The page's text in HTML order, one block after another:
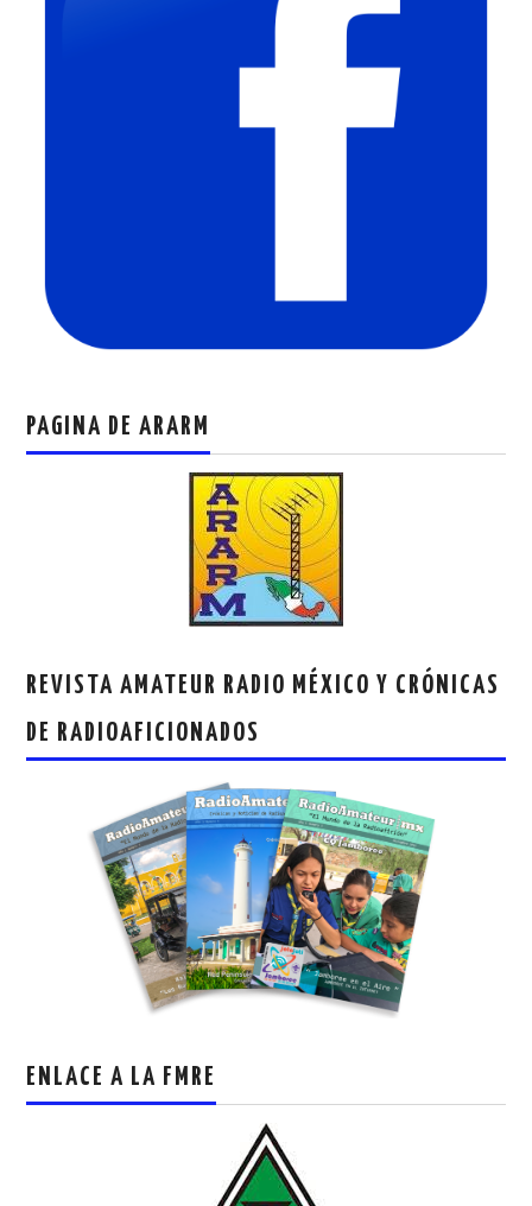
PAGINA DE ARARM
REVISTA AMATEUR RADIO MÉXICO Y CRÓNICAS
DE RADIOAFICIONADOS
ENLACE A LA FMRE